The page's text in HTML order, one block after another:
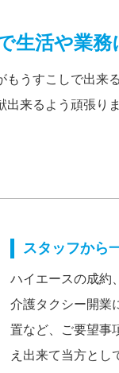
生活や業
うすこしで出来
出来るよう頑張り
スタッフから
ハイエースの成約
介護タクシー開業
置など、ご要望事
え出来て当方とし